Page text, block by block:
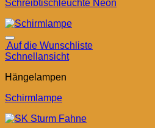
Schreibtischleuchte Neon
Auf die Wunschliste
Schnellansicht
Hängelampen
Schirmlampe